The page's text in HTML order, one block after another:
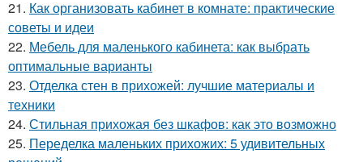
21. Как организовать кабинет в комнате: практические
советы и идеи
22. Мебель для маленького кабинета: как выбрать
оптимальные варианты
23. Отделка стен в прихожей: лучшие материалы и
техники
24. Стильная прихожая без шкафов: как это возможно
25. Переделка маленьких прихожих: 5 удивительных